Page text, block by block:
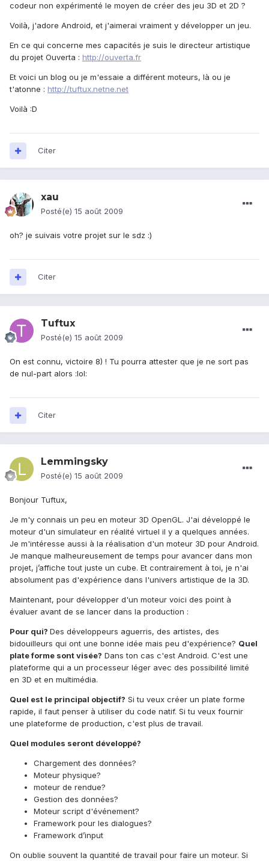
codeur non expérimenté le moyen de créer des jeu 3D et 2D ?
Voilà, j'adore Android, et j'aimerai vraiment y développer un jeu.
En ce qui concerne mes capacités je suis le directeur artistique
du projet Ouverta : http://ouverta.fr
Et voici un blog ou je m'essaie a différent moteurs, là ou je
t'atonne : http://tuftux.netne.net
Voilà :D
Citer
xau
Posté(e) 15 août 2009
oh? je suivais votre projet sur le sdz :)
Citer
Tuftux
Posté(e) 15 août 2009
On est connu, victoire 8) ! Tu pourra attester que je ne sort pas
de nul-part alors :lol:
Citer
Lemmingsky
Posté(e) 15 août 2009
Bonjour Tuftux,
Je m'y connais un peu en moteur 3D OpenGL. J'ai développé le
moteur d'un simulateur en réalité virtuel il y a quelques années.
Je m'intéresse aussi à la réalisation d'un moteur 3D pour Android.
Je manque malheureusement de temps pour avancer dans mon
projet, j’affiche tout juste un cube. Et contrairement à toi, je n'ai
absolument pas d'expérience dans l'univers artistique de la 3D.
Maintenant, pour développer d'un moteur voici des point à
évaluer avant de se lancer dans la production :
Pour qui? Des développeurs aguerris, des artistes, des
bidouilleurs qui ont une bonne idée mais peu d'expérience? Quel
plate forme sont visée? Dans ton cas c'est Android. C'est une
plateforme qui a un processeur léger avec des possibilité limité
en 3D et en multimédia.
Quel est le principal objectif? Si tu veux créer un plate forme
rapide, il faut penser à utiliser du code natif. Si tu veux fournir
une plateforme de production, c'est plus de travail.
Quel modules seront développé?
Chargement des données?
Moteur physique?
moteur de rendue?
Gestion des données?
Moteur script d'événement?
Framework pour les dialogues?
Framework d’input
On oublie souvent la quantité de travail pour faire un moteur. Si